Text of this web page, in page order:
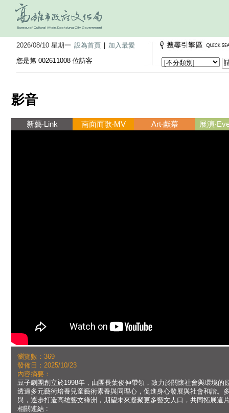
2026/08/10 星期一 設為首頁
加入最愛
您是第 002611008 位訪客
影音
新藝‧Link 南面而歌‧MV Art‧獻幕 展演
瀏覽數：369
發佈日：2025/10/23
內容摘要：
豆子劇團創立於1998年，由團長葉俊伸帶領，致力於關懷社會與環境
透過多元藝術培養兒童藝術素養與同理心，促進身心發展與社會和諧。
與，逐步打造高雄藝文綠洲，期望未來凝聚更多藝文人口，共同拓展這
相關連結 :